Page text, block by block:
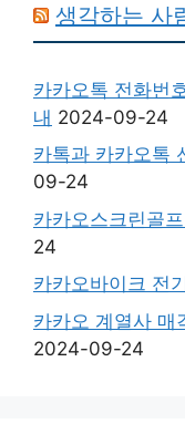
생각하는 사
카카오톡 전화번
내 2024-09-24
카톡과 카카오톡
09-24
카카오스크린골
24
카카오바이크 전
카카오 계열사 매
2024-09-24